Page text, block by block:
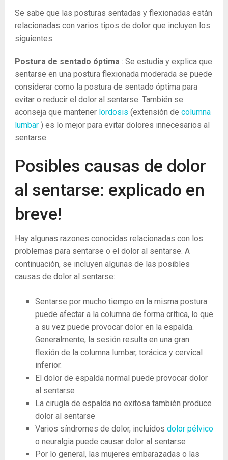
Se sabe que las posturas sentadas y flexionadas están
relacionadas con varios tipos de dolor que incluyen los
siguientes:
Postura de sentado óptima : Se estudia y explica que
sentarse en una postura flexionada moderada se puede
considerar como la postura de sentado óptima para
evitar o reducir el dolor al sentarse. También se
aconseja que mantener lordosis (extensión de columna
lumbar ) es lo mejor para evitar dolores innecesarios al
sentarse.
Posibles causas de dolor
al sentarse: explicado en
breve!
Hay algunas razones conocidas relacionadas con los
problemas para sentarse o el dolor al sentarse. A
continuación, se incluyen algunas de las posibles
causas de dolor al sentarse:
Sentarse por mucho tiempo en la misma postura
puede afectar a la columna de forma crítica, lo que
a su vez puede provocar dolor en la espalda.
Generalmente, la sesión resulta en una gran
flexión de la columna lumbar, torácica y cervical
inferior.
El dolor de espalda normal puede provocar dolor
al sentarse
La cirugía de espalda no exitosa también produce
dolor al sentarse
Varios síndromes de dolor, incluidos dolor pélvico
o neuralgia puede causar dolor al sentarse
Por lo general, las mujeres embarazadas o las